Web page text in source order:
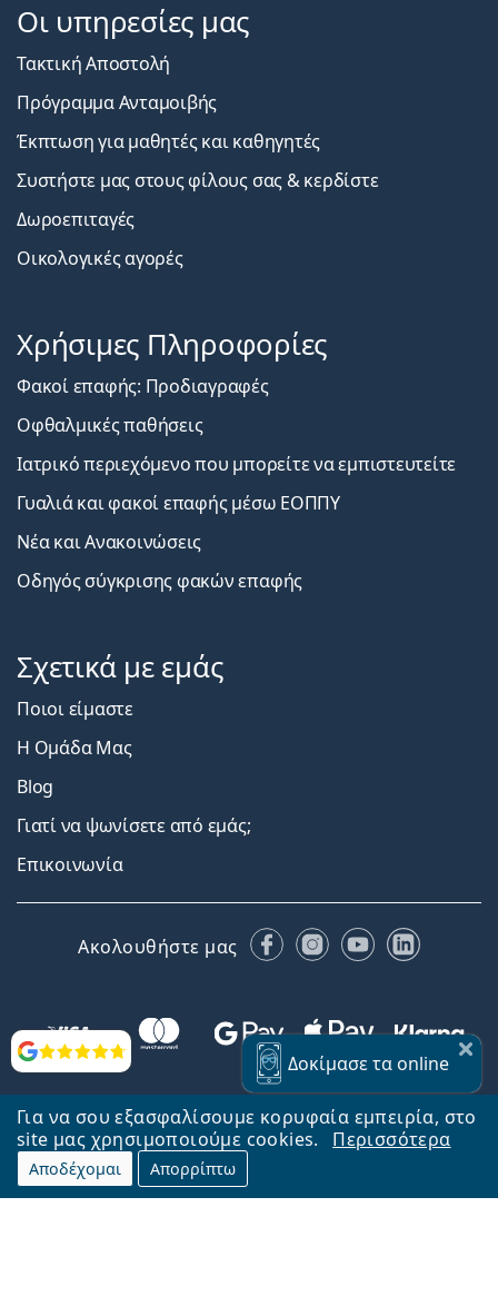
Για να σου εξασφαλίσουμε κορυφαία εμπειρία, στο
site μας χρησιμοποιούμε cookies.
Περισσότερα
Αποδέχομαι Απορρίπτω
Αξιολογήσεις Δοκίμασετα online
Οι υπηρεσίες μας
Τακτική Αποστολή
Πρόγραμμα Ανταμοιβής
Έκπτωση για μαθητές και καθηγητές
Συστήστε μας στους φίλους σας & κερδίστε
Δωροεπιταγές
Οικολογικές αγορές
Χρήσιμες Πληροφορίες
Φακοί επαφής: Προδιαγραφές
Οφθαλμικές παθήσεις
Ιατρικό περιεχόμενο που μπορείτε να εμπιστευτείτε
Γυαλιά και φακοί επαφής μέσω ΕΟΠΠΥ
Νέα και Ανακοινώσεις
Οδηγός σύγκρισης φακών επαφής
Σχετικά με εμάς
Ποιοι είμαστε
Η Ομάδα Μας
Blog
Γιατί να ψωνίσετε από εμάς;
Επικοινωνία
Ακολουθήστε μας FacebookInstagram
YouTubeLinkedIn